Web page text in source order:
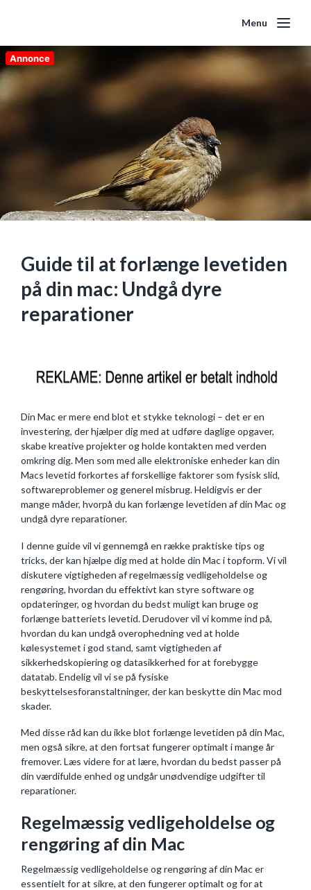
Menu
Annonce
Guide til at forlænge levetiden
på din mac: Undgå dyre
reparationer
Din Mac er mere end blot et stykke teknologi – det er en
investering, der hjælper dig med at udføre daglige opgaver,
skabe kreative projekter og holde kontakten med verden
omkring dig. Men som med alle elektroniske enheder kan din
Macs levetid forkortes af forskellige faktorer som fysisk slid,
softwareproblemer og generel misbrug. Heldigvis er der
mange måder, hvorpå du kan forlænge levetiden af din Mac og
undgå dyre reparationer.
I denne guide vil vi gennemgå en række praktiske tips og
tricks, der kan hjælpe dig med at holde din Mac i topform. Vi vil
diskutere vigtigheden af regelmæssig vedligeholdelse og
rengøring, hvordan du effektivt kan styre software og
opdateringer, og hvordan du bedst muligt kan bruge og
forlænge batteriets levetid. Derudover vil vi komme ind på,
hvordan du kan undgå overophedning ved at holde
kølesystemet i god stand, samt vigtigheden af
sikkerhedskopiering og datasikkerhed for at forebygge
datatab. Endelig vil vi se på fysiske
beskyttelsesforanstaltninger, der kan beskytte din Mac mod
skader.
Med disse råd kan du ikke blot forlænge levetiden på din Mac,
men også sikre, at den fortsat fungerer optimalt i mange år
fremover. Læs videre for at lære, hvordan du bedst passer på
din værdifulde enhed og undgår unødvendige udgifter til
reparationer.
Regelmæssig vedligeholdelse og
rengøring af din Mac
Regelmæssig vedligeholdelse og rengøring af din Mac er
essentielt for at sikre, at den fungerer optimalt og for at